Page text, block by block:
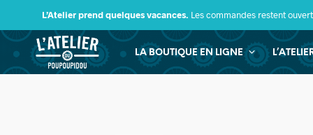
L’Atelier prend quelques vacances. Les commandes restent
LA BOUTIQUE EN LIGNE